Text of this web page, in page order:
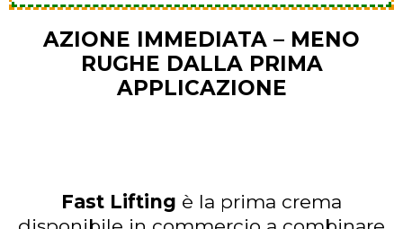
AZIONE IMMEDIATA – MENO
RUGHE DALLA PRIMA
APPLICAZIONE
Fast Lifting è la prima crema